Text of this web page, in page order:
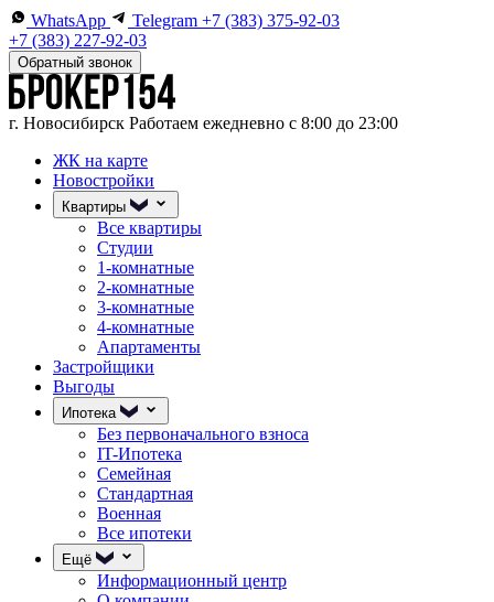
WhatsApp Telegram +7 (383) 375-92-03
+7 (383) 227-92-03
Обратный звонок
г. Новосибирск Работаем ежедневно с 8:00 до 23:00
ЖК на карте
Новостройки
Квартиры
Все квартиры
Студии
1-комнатные
2-комнатные
3-комнатные
4-комнатные
Апартаменты
Застройщики
Выгоды
Ипотека
Без первоначального взноса
IT-Ипотека
Семейная
Стандартная
Военная
Все ипотеки
Ещё
Информационный центр